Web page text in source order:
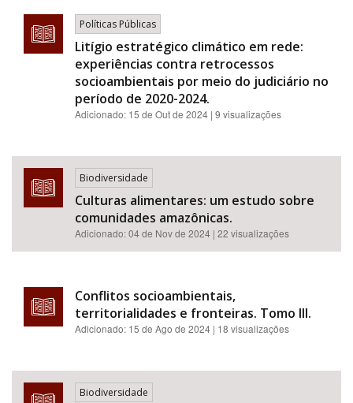
BUSCAR
Políticas Públicas
Litígio estratégico climático em rede:
experiências contra retrocessos
socioambientais por meio do judiciário no
período de 2020-2024.
Adicionado: 15 de Out de 2024 | 9 visualizações
Biodiversidade
Culturas alimentares: um estudo sobre
comunidades amazônicas.
Adicionado:04 de Nov de 2024 | 22 visualizações
Conflitos socioambientais,
territorialidades e fronteiras. Tomo III.
Adicionado: 15 de Ago de 2024 | 18 visualizações
Biodiversidade